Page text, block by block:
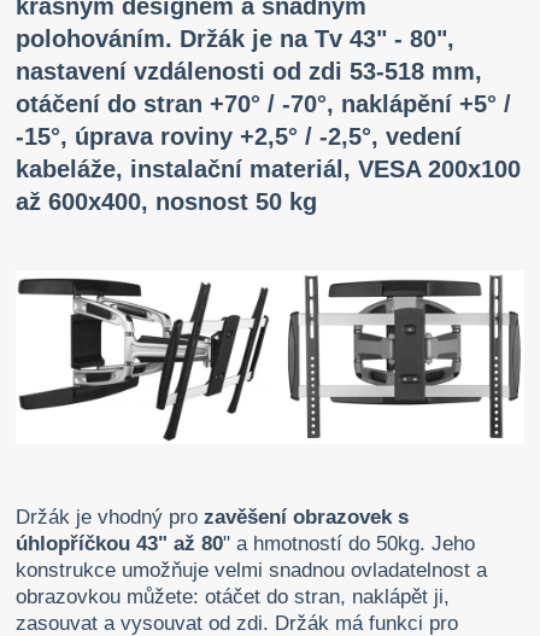
krásným designem a snadným
polohováním. Držák je na Tv 43" - 80",
nastavení vzdálenosti od zdi 53-518 mm,
otáčení do stran +70° / -70°, naklápění +5° /
-15°, úprava roviny +2,5° / -2,5°, vedení
kabeláže, instalační materiál, VESA 200x100
až 600x400, nosnost 50 kg
Držák je vhodný prozavěšení obrazovek s
úhlopříčkou 43" až 80" a hmotností do 50kg. Jeho
konstrukce umožňuje velmi snadnou ovladatelnost a
obrazovkou můžete: otáčet do stran, naklápět ji,
zasouvat a vysouvat od zdi. Držák má funkci pro